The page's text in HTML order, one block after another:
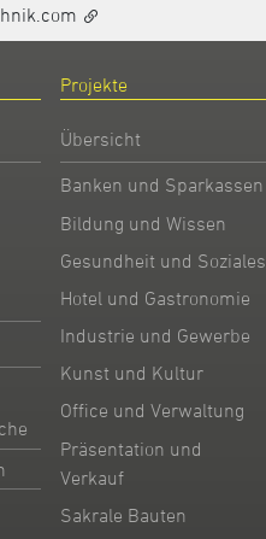
Projekte
Übersicht
Banken und Sparkassen
Bildung und Wissen
Gesundheit und Soziales
Hotel und Gastronomie
Industrie und Gewerbe
Kunst und Kultur
Office und Verwaltung
Präsentation und
Verkauf
Sakrale Bauten